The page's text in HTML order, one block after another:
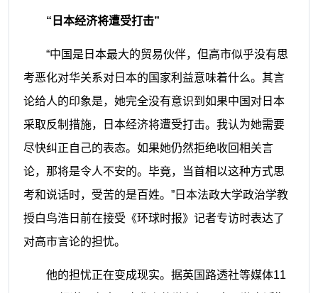
“日本经济将遭受打击”
“中国是日本最大的贸易伙伴，但高市似乎没有思
考恶化对华关系对日本的国家利益意味着什么。其言
论给人的印象是，她完全没有意识到如果中国对日本
采取反制措施，日本经济将遭受打击。我认为她需要
尽快纠正自己的表态。如果她仍然拒绝收回相关言
论，那将是令人不安的。毕竟，当首相以这种方式思
考和说话时，受苦的是百姓。”日本法政大学政治学教
授白鸟浩日前在接受《环球时报》记者专访时表达了
对高市言论的担忧。
他的担忧正在变成现实。据英国路透社等媒体11